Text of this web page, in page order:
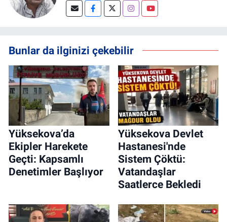
Bunlar da ilginizi çekebilir
Yüksekova’da
Ekipler Harekete
Geçti: Kapsamlı
Denetimler Başlıyor
Yüksekova Devlet
Hastanesi'nde
Sistem Çöktü:
Vatandaşlar
Saatlerce Bekledi